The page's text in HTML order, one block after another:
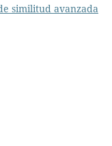
similitud avanzada